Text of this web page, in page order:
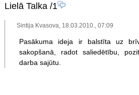
Lielā Talka/1
Sintija Kvasova, 18.03.2010., 07:09
Pasākuma ideja ir balstīta uz
sakopšanā, radot saliedētību,
darba sajūtu.